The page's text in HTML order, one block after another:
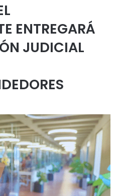
ENTREGARÁ
JUDICIAL